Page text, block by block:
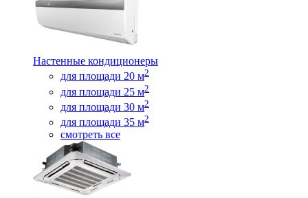
Настенные кондиционеры
для площади 20 м2
для площади 25 м2
для площади 30 м2
для площади 35 м2
смотреть все